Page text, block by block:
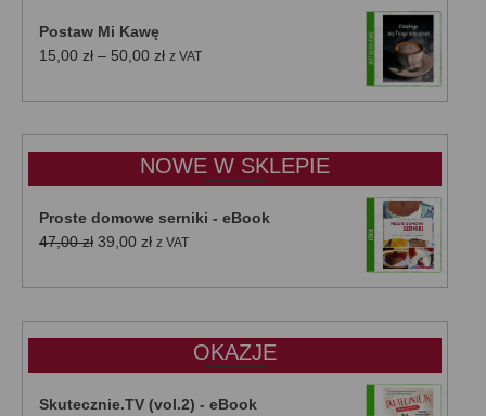
Postaw Mi Kawę
15,00 zł – 50,00 złZakres
od
do
50,00 zł
z VAT
NOWE W SKLEPIE
Proste domowe serniki - eBook
47,00zł Pierwotna
wynosiła:
39,00 złAktualna
wynosi:
z VAT
OKAZJE
Skutecznie.TV (vol.2) - eBook